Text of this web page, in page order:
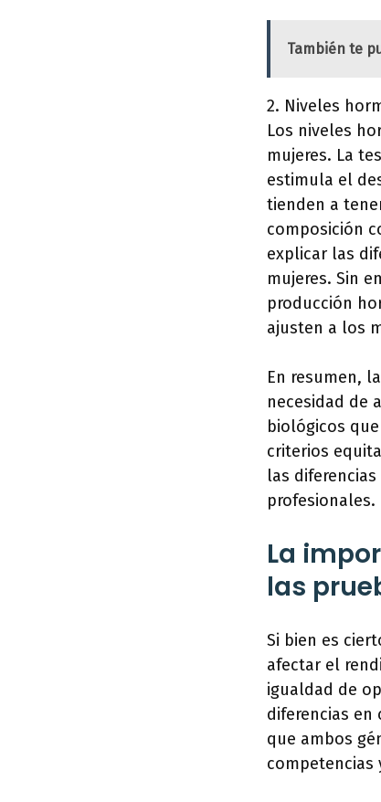
También te
2. Niveles
Los niveles
mujeres. La
estimula el
tienden a
composición
explicar las
mujeres. Sin
producción
ajusten a los
En resumen,
necesidad de
biológicos
criterios
las
profesionales.
La
las
Si bien es
afectar el
igualdad de
diferencias en
que ambos
competencias